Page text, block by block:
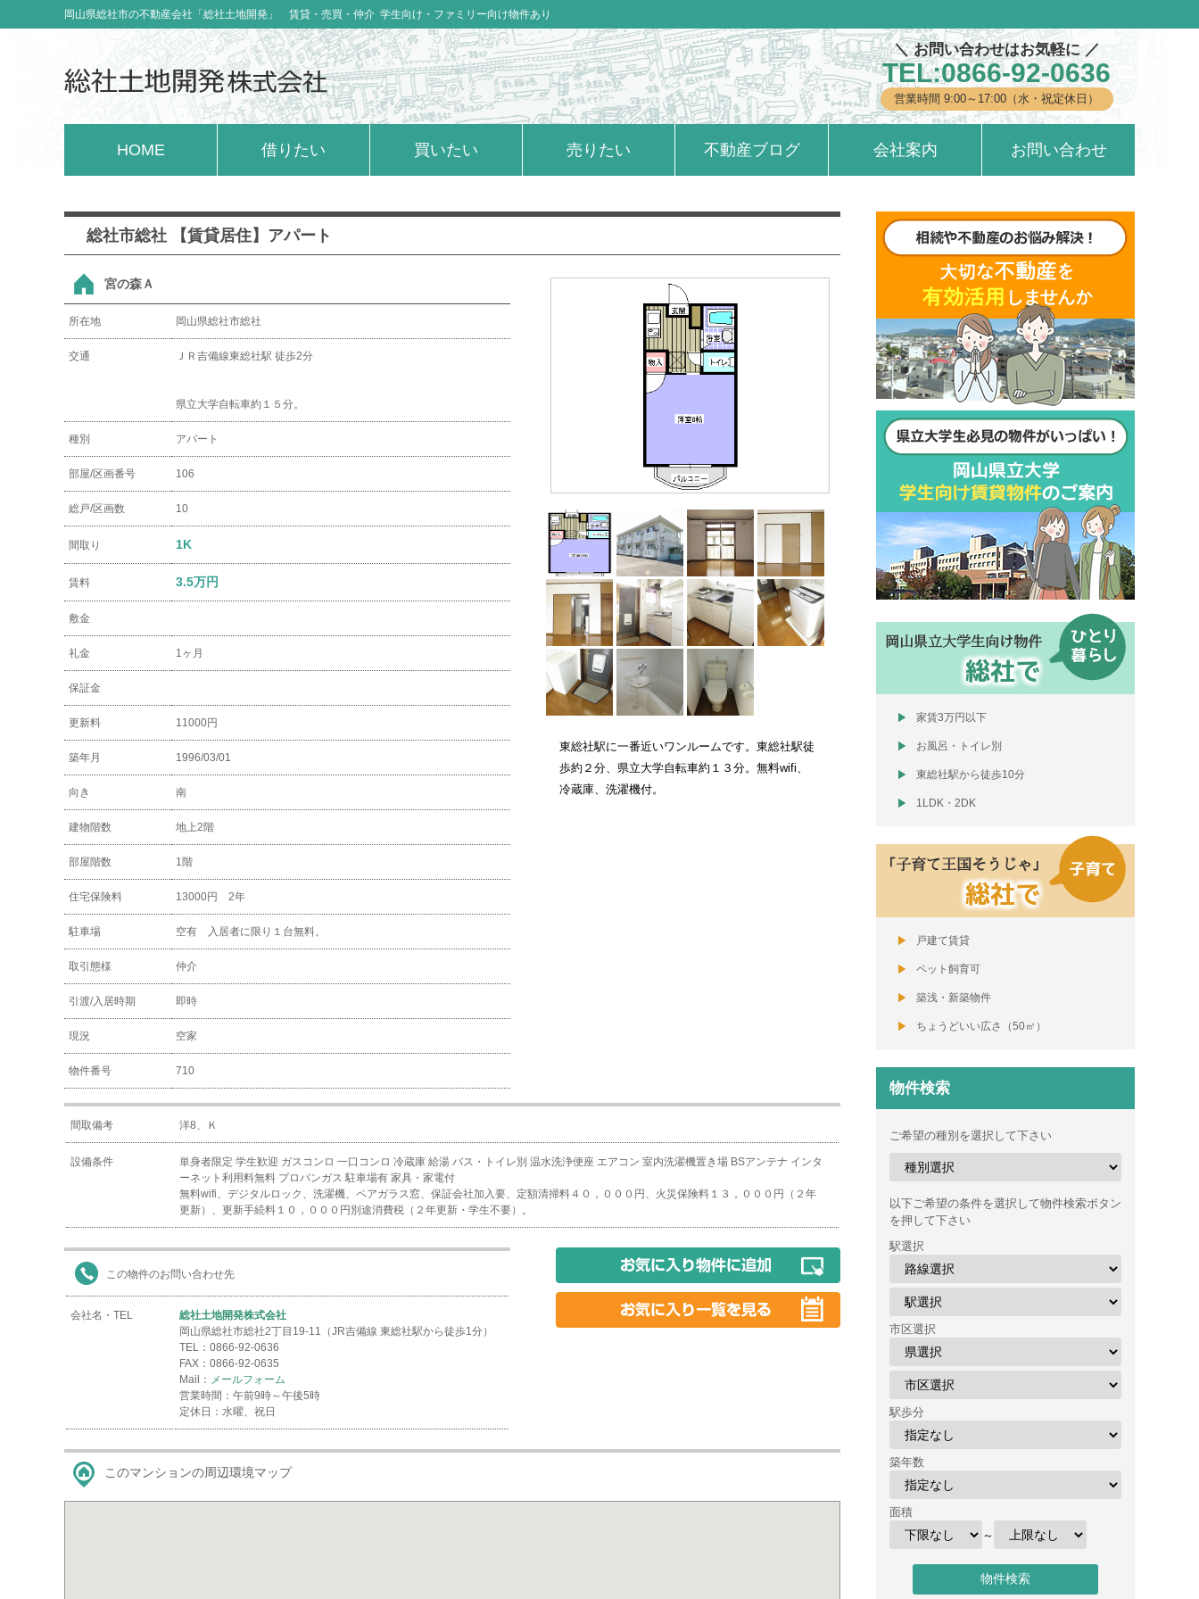
岡山県総社市の不動産会社「総社土地開発」 賃貸・売買・仲介 学生向け・ファミリー向け物件あり
＼ お問い合わせはお気軽に ／
TEL:0866-92-0636
営業時間 9:00～17:00（水・祝定休日）
HOME 借りたい 買いたい 売りたい 不動産ブログ 会社案内 お問い合わせ
総社市総社 【賃貸居住】アパート
宮の森Ａ
所在地 岡山県総社市総社
交通 ＪＲ吉備線東総社駅 徒歩2分
県立大学自転車約１５分。
種別 アパート
部屋/区画番号 106
総戸/区画数 10
間取り 1K
賃料 3.5万円
敷金
礼金 1ヶ月
保証金
更新料 11000円
築年月 1996/03/01
向き 南
建物階数 地上2階
部屋階数 1階
住宅保険料 13000円 2年
駐車場 空有 入居者に限り１台無料。
取引態様 仲介
引渡/入居時期 即時
現況 空家
物件番号 710
東総社駅に一番近いワンルームです。東総社駅徒
歩約２分、県立大学自転車約１３分。無料wifi、
冷蔵庫、洗濯機付。
間取備考 洋8、Ｋ
設備条件 単身者限定 学生歓迎 ガスコンロ 一口コンロ 冷蔵庫 給湯 バス・トイレ別 温水洗浄便座 エアコン 室内洗濯機置き場 BSアンテナ インタ
ーネット利用料無料 プロパンガス 駐車場有 家具・家電付
無料wifi、デジタルロック、洗濯機、ペアガラス窓、保証会社加入要、定額清掃料４０，０００円、火災保険料１３，０００円（２年
更新）、更新手続料１０，０００円別途消費税（２年更新・学生不要）。
この物件のお問い合わせ先
会社名・TEL
総社土地開発株式会社
岡山県総社市総社2丁目19-11（JR吉備線 東総社駅から徒歩1分）
TEL：0866-92-0636
FAX：0866-92-0635
Mail： メールフォーム
営業時間：午前9時～午後5時
定休日：水曜、祝日
このマンションの周辺環境マップ
岡山県立大学生向け物件
総社で
家賃3万円以下
お風呂・トイレ別
東総社駅から徒歩10分
1LDK・2DK
「子育て王国そうじゃ」
総社で
戸建て賃貸
ペット飼育可
築浅・新築物件
ちょうどいい広さ（50㎡）
物件検索
ご希望の種別を選択して下さい
以下ご希望の条件を選択して物件検索ボタン
を押して下さい
駅選択
市区選択
駅歩分
築年数
面積
～